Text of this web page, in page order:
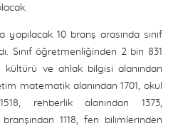
10 branş arasında sınıf
Sınıf öğretmenliğinden 2 bin 831
ve ahlak bilgisi alanından
matematik alanından 1701, okul
rehberlik alanından 1373,
1118, fen bilimlerinden